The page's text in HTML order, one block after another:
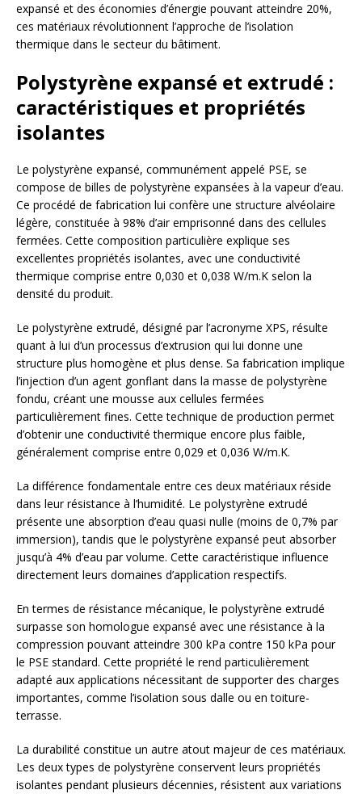
expansé et des économies d’énergie pouvant atteindre 20%,
ces matériaux révolutionnent l’approche de l’isolation
thermique dans le secteur du bâtiment.
Polystyrène expansé et extrudé :
caractéristiques et propriétés
isolantes
Le polystyrène expansé, communément appelé PSE, se
compose de billes de polystyrène expansées à la vapeur d’eau.
Ce procédé de fabrication lui confère une structure alvéolaire
légère, constituée à 98% d’air emprisonné dans des cellules
fermées. Cette composition particulière explique ses
excellentes propriétés isolantes, avec une conductivité
thermique comprise entre 0,030 et 0,038 W/m.K selon la
densité du produit.
Le polystyrène extrudé, désigné par l’acronyme XPS, résulte
quant à lui d’un processus d’extrusion qui lui donne une
structure plus homogène et plus dense. Sa fabrication implique
l’injection d’un agent gonflant dans la masse de polystyrène
fondu, créant une mousse aux cellules fermées
particulièrement fines. Cette technique de production permet
d’obtenir une conductivité thermique encore plus faible,
généralement comprise entre 0,029 et 0,036 W/m.K.
La différence fondamentale entre ces deux matériaux réside
dans leur résistance à l’humidité. Le polystyrène extrudé
présente une absorption d’eau quasi nulle (moins de 0,7% par
immersion), tandis que le polystyrène expansé peut absorber
jusqu’à 4% d’eau par volume. Cette caractéristique influence
directement leurs domaines d’application respectifs.
En termes de résistance mécanique, le polystyrène extrudé
surpasse son homologue expansé avec une résistance à la
compression pouvant atteindre 300 kPa contre 150 kPa pour
le PSE standard. Cette propriété le rend particulièrement
adapté aux applications nécessitant de supporter des charges
importantes, comme l’isolation sous dalle ou en toiture-
terrasse.
La durabilité constitue un autre atout majeur de ces matériaux.
Les deux types de polystyrène conservent leurs propriétés
isolantes pendant plusieurs décennies, résistent aux variations